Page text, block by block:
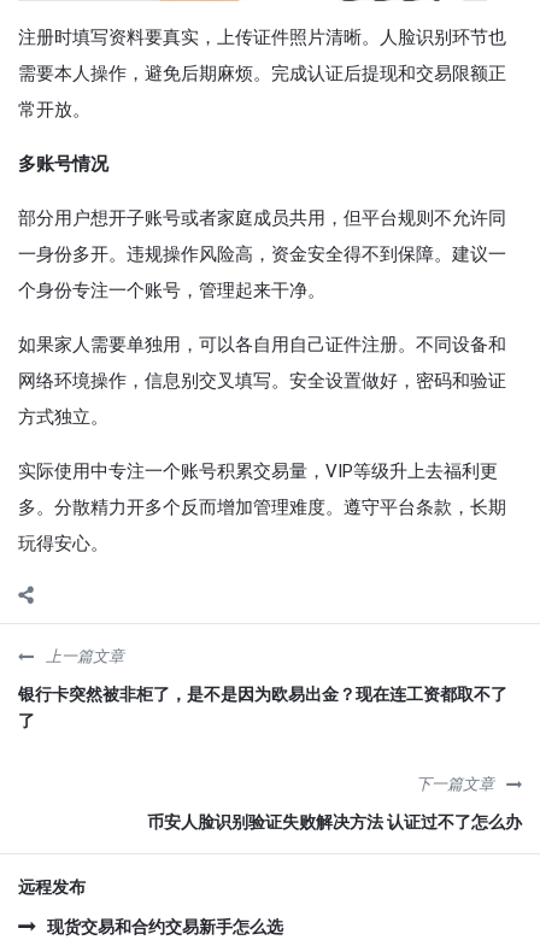
注册时填写资料要真实，上传证件照片清晰。人脸识别环节也
需要本人操作，避免后期麻烦。完成认证后提现和交易限额正
常开放。
多账号情况
部分用户想开子账号或者家庭成员共用，但平台规则不允许同
一身份多开。违规操作风险高，资金安全得不到保障。建议一
个身份专注一个账号，管理起来干净。
如果家人需要单独用，可以各自用自己证件注册。不同设备和
网络环境操作，信息别交叉填写。安全设置做好，密码和验证
方式独立。
实际使用中专注一个账号积累交易量，VIP等级升上去福利更
多。分散精力开多个反而增加管理难度。遵守平台条款，长期
玩得安心。
上一篇文章
银行卡突然被非柜了，是不是因为欧易出金？现在连工资都取不了
了
下一篇文章
币安人脸识别验证失败解决方法 认证过不了怎么办
远程发布
现货交易和合约交易新手怎么选